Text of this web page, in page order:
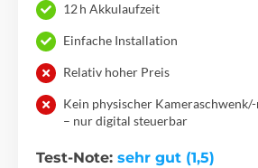
12 h Akkulaufzeit
Einfache Installation
Relativ hoher Preis
Kein physischer
– nur digital steuerbar
Test-Note: sehr gut (1,5)